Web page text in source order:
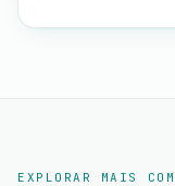
EXPLORAR MAIS